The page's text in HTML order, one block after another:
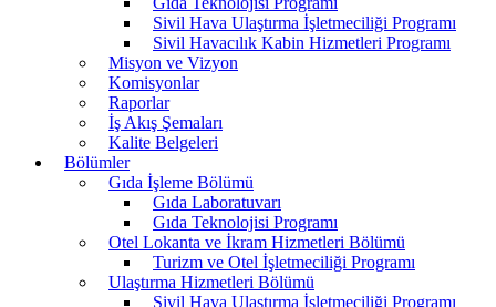
Sivil Hava Ulaştırma İşletmeciliği Programı
Sivil Havacılık Kabin Hizmetleri Programı
Misyon ve Vizyon
Komisyonlar
Raporlar
İş Akış Şemaları
Kalite Belgeleri
Bölümler
Gıda İşleme Bölümü
Gıda Laboratuvarı
Gıda Teknolojisi Programı
Otel Lokanta ve İkram Hizmetleri Bölümü
Turizm ve Otel İşletmeciliği Programı
Ulaştırma Hizmetleri Bölümü
Sivil Hava Ulaştırma İşletmeciliği Programı